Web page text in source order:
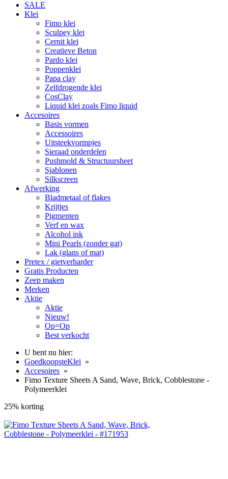
SALE
Klei
Fimo klei
Sculpey klei
Cernit klei
Creatieve Beton
Pardo klei
Poppenklei
Papa clay
Zelfdrogende klei
CosClay
Liquid klei zoals Fimo liquid
Accesoires
Basis vormen
Accessoires
Uitsteekvormpjes
Sieraad onderdelen
Pushmold & Structuursheet
Sjablonen
Silkscreen
Afwerking
Bladmetaal of flakes
Krijtjes
Pigmenten
Verf en wax
Alcohol ink
Mini Pearls (zonder gat)
Lak (glans of mat)
Pretex / gietverharder
Gratis Producten
Zeep maken
Merken
Aktie
Aktie
Nieuw!
Op=Op
Best verkocht
U bent nu hier:
GoedkoopsteKlei »
Accesoires »
Fimo Texture Sheets A Sand, Wave, Brick, Cobblestone -
Polymeerklei
25% korting